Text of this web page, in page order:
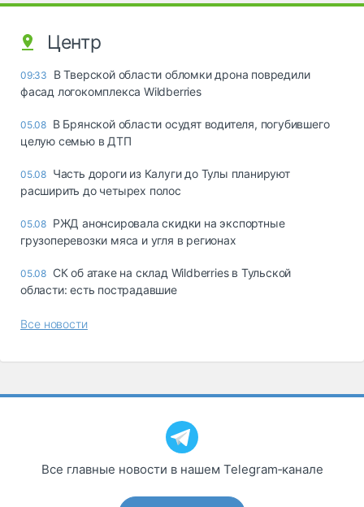
Центр
09:33
В Тверской области обломки дрона повредили
фасад логокомплекса Wildberries
05.08 В Брянской области осудят водителя, погубившего
целую семью в ДТП
05.08 Часть дороги из Калуги до Тулы планируют
расширить до четырех полос
05.08 РЖД анонсировала скидки на экспортные
грузоперевозки мяса и угля в регионах
05.08 СК об атаке на склад Wildberries в Тульской
области: есть пострадавшие
Все новости
Все главные новости в нашем Telegram‑канале